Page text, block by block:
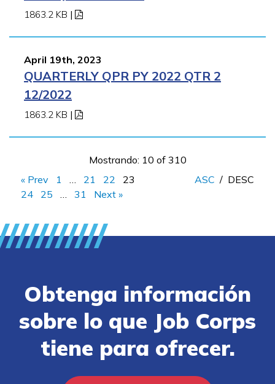
1863.2 KB |
April 19th, 2023
QUARTERLY QPR PY 2022 QTR 2
12/2022
1863.2 KB |
Mostrando: 10 of 310
« Prev
1 21 22
23
24
25 31 Next »
ASC / DESC
Obtenga información
sobre lo que Job Corps
tiene para ofrecer.